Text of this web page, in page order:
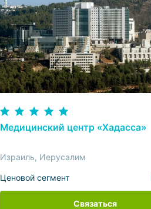
Медицинский центр «Хадасса»
Израиль, Иерусалим
Ценовой сегмент
Связаться